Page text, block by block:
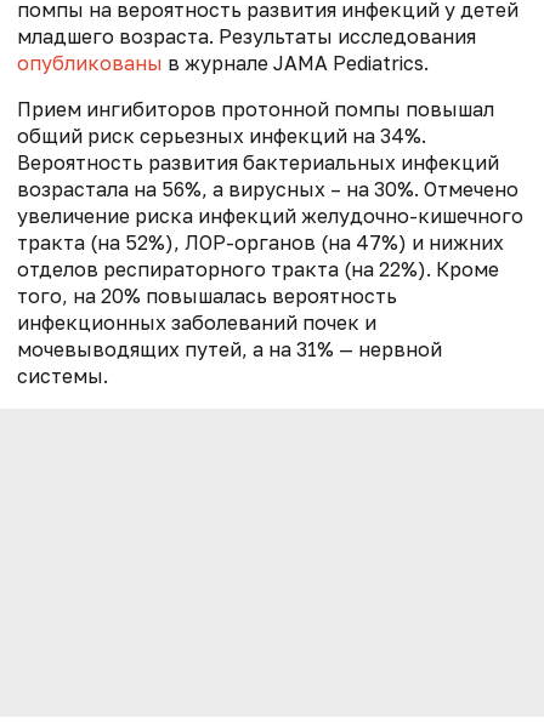
помпы на вероятность развития инфекций у детей
младшего возраста. Результаты исследования
опубликованы в журнале JAMA Pediatrics.
Прием ингибиторов протонной помпы повышал
общий риск серьезных инфекций на 34%.
Вероятность развития бактериальных инфекций
возрастала на 56%, а вирусных – на 30%. Отмечено
увеличение риска инфекций желудочно-кишечного
тракта (на 52%), ЛОР-органов (на 47%) и нижних
отделов респираторного тракта (на 22%). Кроме
того, на 20% повышалась вероятность
инфекционных заболеваний почек и
мочевыводящих путей, а на 31% — нервной
системы.